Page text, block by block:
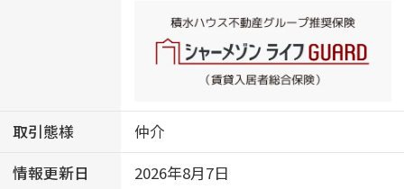
取引態様
仲介
情報更新日
2026年8月7日